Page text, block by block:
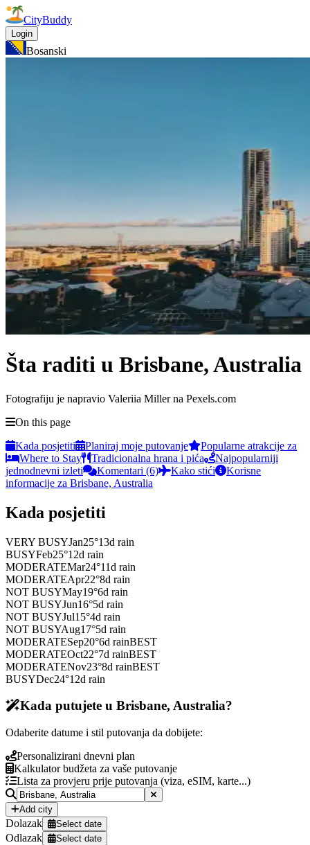
CityBuddy
Login
Bosanski
Šta raditi u Brisbane, Australia
Fotografiju je napravio Valeriia Miller na Pexels.com
On this page
Kada posjetiti
Planiraj moje putovanje
Popularne atrakcije za
Where to Stay
Tradicionalna hrana i pića
Najpopularniji
jednodnevni izleti
Komentari (6) Kako stići
Korisne
informacije za Brisbane, Australia
Kada posjetiti
VERY BUSYJan25°13d rain
BUSYFeb25°12d rain
MODERATEMar24°11d rain
MODERATEApr22°8d rain
NOT BUSYMay19°6d rain
NOT BUSYJun16°5d rain
NOT BUSYJul15°4d rain
NOT BUSYAug17°5d rain
MODERATESep20°6d rainBEST
MODERATEOct22°7d rainBEST
MODERATENov23°8d rainBEST
BUSYDec24°12d rain
Kada putujete u Brisbane, Australia?
Odaberite datume i stil putovanja da dobijete:
Personalizirani dnevni plan
Kalkulator budžeta za vaše putovanje
Lista za provjeru prije putovanja (viza, eSIM, karte...)
Add city
Dolazak Select date
Odlazak Select date